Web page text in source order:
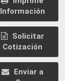
Información
Solicitar
Cotización
Enviar a